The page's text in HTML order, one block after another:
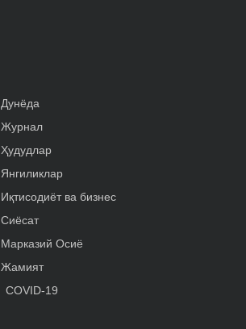
Дунёда
Журнал
Ҳудудлар
Янгиликлар
Иқтисодиёт ва бизнес
Сиёсат
Марказий Осиё
Жамият
COVID-19